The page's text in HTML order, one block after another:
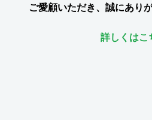
ご愛顧いただき、誠にあり
詳しくはこ